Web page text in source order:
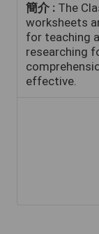
簡介 : The
worksheets
for teaching
researching
effective.